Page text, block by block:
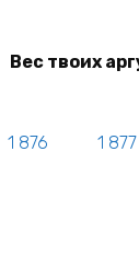
Вес твоих
1 876 1 877